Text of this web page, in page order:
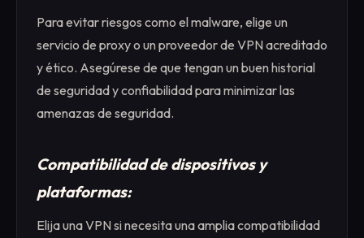
Para evitar riesgos como el malware, elige un
servicio de proxy o un proveedor de VPN acreditado
y ético. Asegúrese de que tengan un buen historial
de seguridad y confiabilidad para minimizar las
amenazas de seguridad.
Compatibilidad de dispositivos y
plataformas:
Elija una VPN si necesita una amplia compatibilidad